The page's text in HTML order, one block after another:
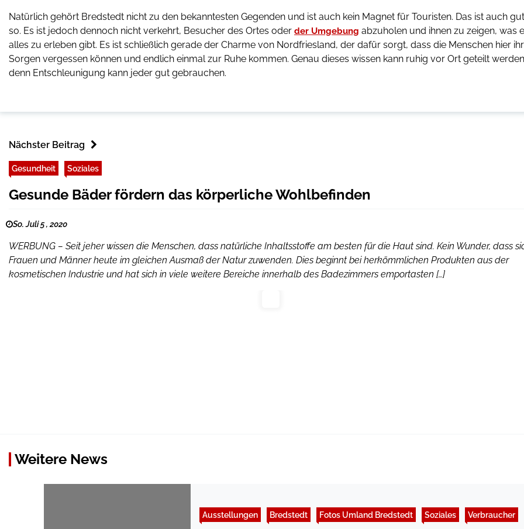
Natürlich gehört Bredstedt nicht zu den bekanntesten Gegenden und ist auch kein Magnet für Touristen. Das ist auch gut
so. Es ist jedoch dennoch nicht verkehrt, Besucher des Ortes oder der Umgebung abzuholen und ihnen zu zeigen, was
alles zu erleben gibt. Es ist schließlich gerade der Charme von Nordfriesland, der dafür sorgt, dass die Menschen hier
Sorgen vergessen können und endlich einmal zur Ruhe kommen. Genau dieses wissen kann ruhig vor Ort geteilt
denn Entschleunigung kann jeder gut gebrauchen.
Nächster Beitrag
Gesundheit Soziales
Gesunde Bäder fördern das körperliche Wohlbefinden
So. Juli 5 , 2020
WERBUNG – Seit jeher wissen die Menschen, dass natürliche Inhaltsstoffe am besten für die Haut sind. Kein Wunder, dass
Frauen und Männer heute im gleichen Ausmaß der Natur zuwenden. Dies beginnt bei herkömmlichen Produkten aus der
kosmetischen Industrie und hat sich in viele weitere Bereiche innerhalb des Badezimmers emportasten […]
Weitere News
Ausstellungen Bredstedt Fotos Umland Bredstedt Soziales Verbraucher